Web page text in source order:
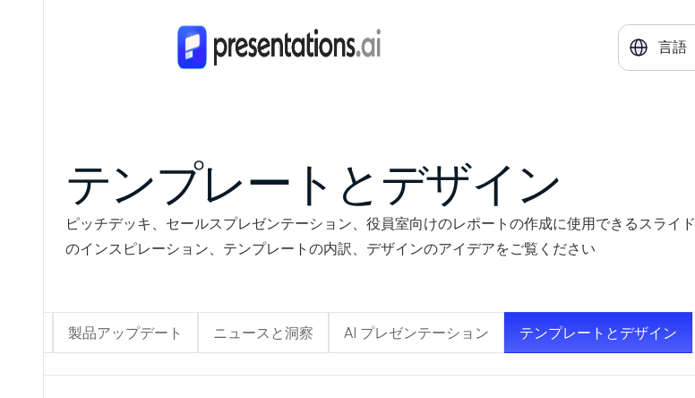
言語
テンプレートとデザイン
ピッチデッキ、セールスプレゼンテーション、役員室向けのレポートの作成に使用できるスライド
のインスピレーション、テンプレートの内訳、デザインのアイデアをご覧ください
製品アップデート ニュースと洞察 AI プレゼンテーション テンプレートとデザイン